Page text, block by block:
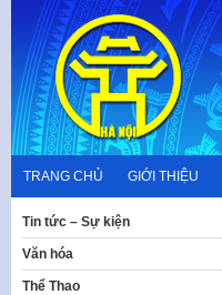
content
TRANG CHỦ GIỚI THIỆU
Tin tức – Sự kiện
Văn hóa
Thể Thao